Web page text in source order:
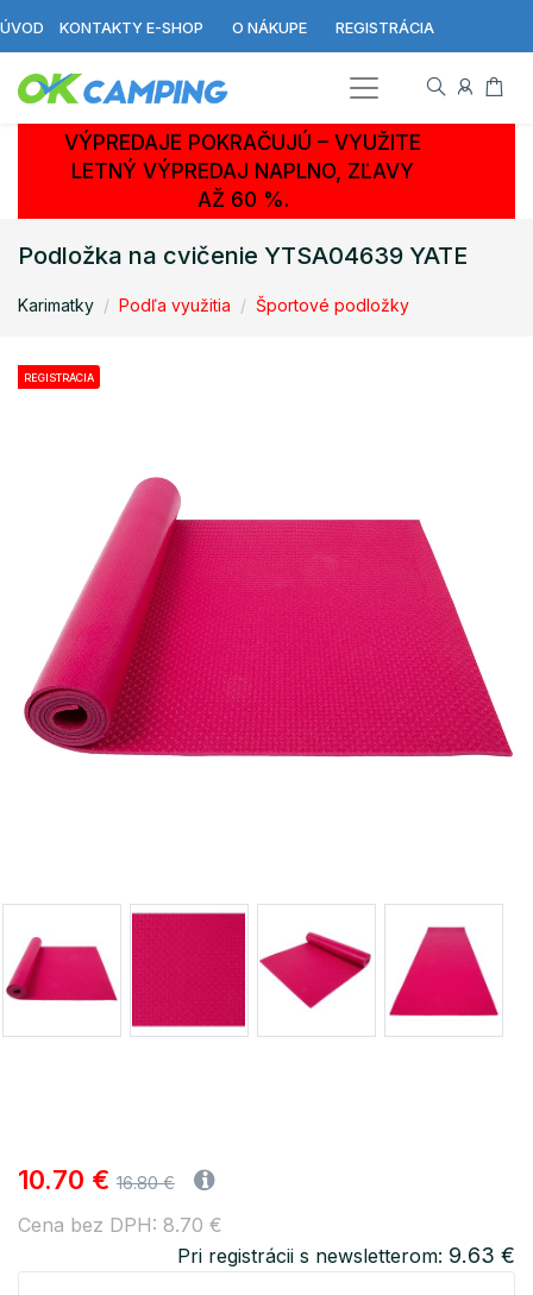
ÚVOD KONTAKTY E-SHOP O NÁKUPE REGISTRÁCIA
VÝPREDAJE POKRAČUJÚ – VYUŽITE
LETNÝ VÝPREDAJ NAPLNO, ZĽAVY
AŽ 60 %.
Podložka na cvičenie YTSA04639 YATE
Karimatky Podľa využitia Športové podložky
REGISTRÁCIA
10.70 € 16.80 €
Cena bez DPH: 8.70 €
Pri registrácii s newsletterom: 9.63 €